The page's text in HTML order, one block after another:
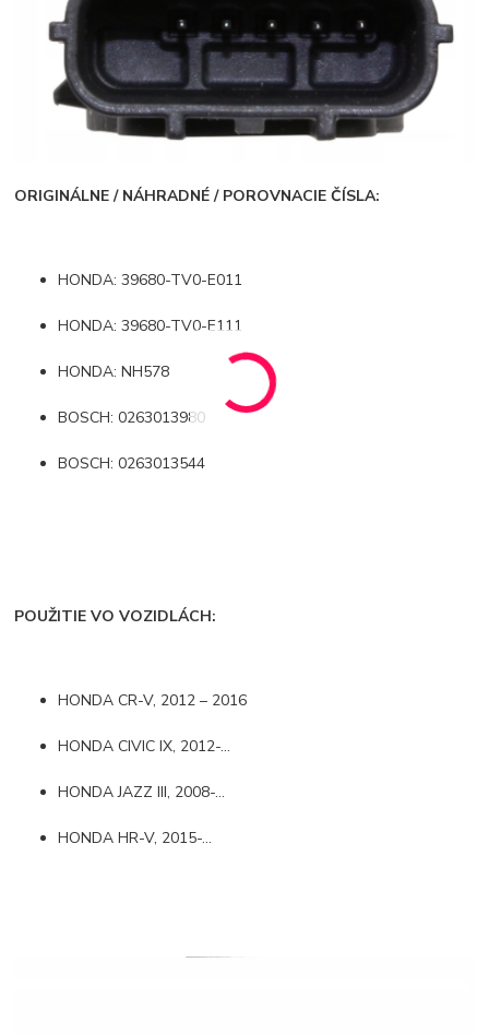
ORIGINÁLNE / NÁHRADNÉ / POROVNACIE ČÍSLA:
HONDA: 39680-TV0-E011
HONDA: 39680-TV0-E111
HONDA: NH578
BOSCH: 0263013980
BOSCH: 0263013544
POUŽITIE VO VOZIDLÁCH:
HONDA CR-V, 2012 – 2016
HONDA CIVIC IX, 2012-...
HONDA JAZZ III, 2008-...
HONDA HR-V, 2015-...